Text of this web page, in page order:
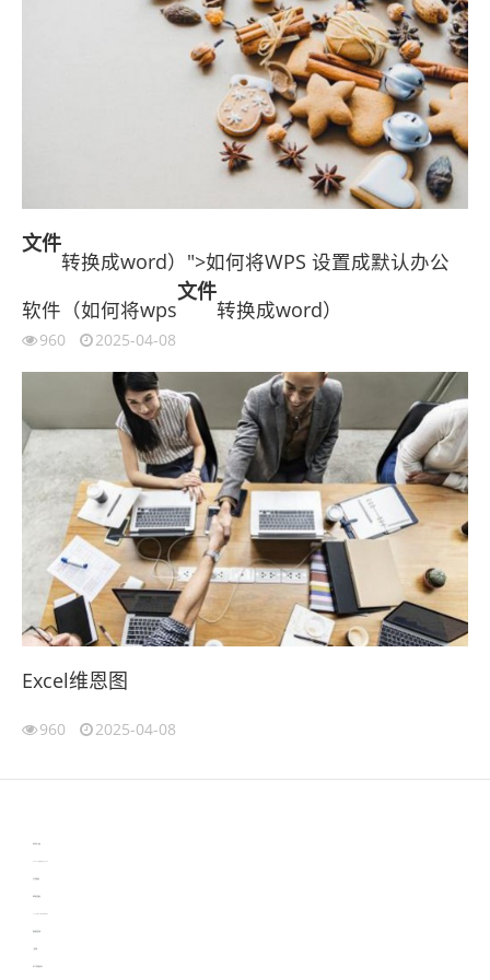
文件
转换成word）">如何将WPS 设置成默认办公
软件（如何将wps
文件
转换成word）
960 2025-04-08
Excel维恩图
960 2025-04-08